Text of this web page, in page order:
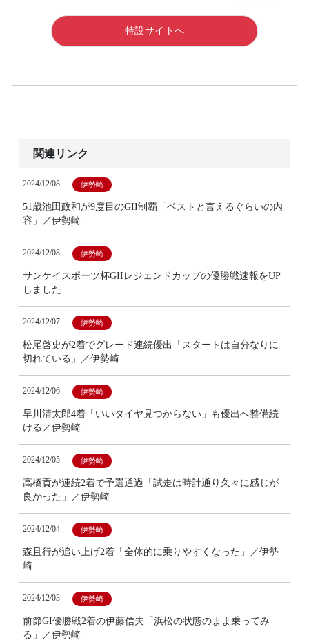
特設サイトへ
関連リンク
2024/12/08 伊勢崎
51歳池田政和が9度目のGII制覇「ベストと言えるぐらいの内
容」／伊勢崎
2024/12/08 伊勢崎
サンケイスポーツ杯GIIレジェンドカップの優勝戦速報をUP
しました
2024/12/07 伊勢崎
松尾啓史が2着でグレード連続優出「スタートは自分なりに
切れている」／伊勢崎
2024/12/06 伊勢崎
早川清太郎4着「いいタイヤ見つからない」も優出へ整備続
ける／伊勢崎
2024/12/05 伊勢崎
高橋貢が連続2着で予選通過「試走は時計通り久々に感じが
良かった」／伊勢崎
2024/12/04 伊勢崎
森且行が追い上げ2着「全体的に乗りやすくなった」／伊勢
崎
2024/12/03 伊勢崎
前節GI優勝戦2着の伊藤信夫「浜松の状態のまま乗ってみ
る」／伊勢崎